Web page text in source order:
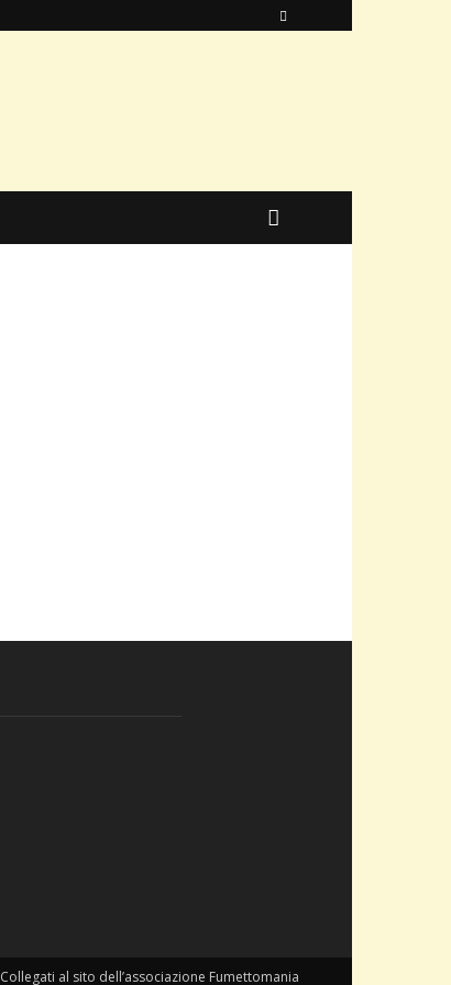
Collegati al sito dell’associazione Fumettomania